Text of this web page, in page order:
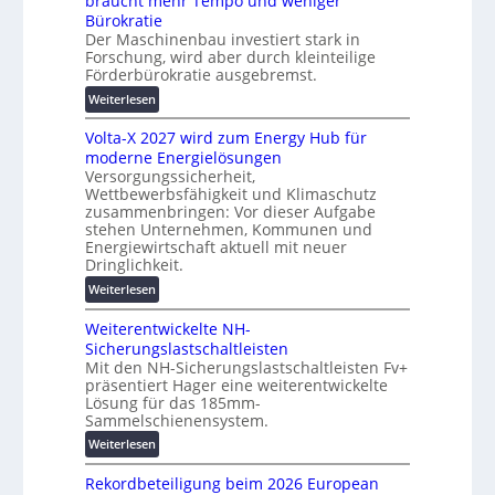
r
u
n
g
s
l
ö
s
u
n
g
e
n
e
s
c
h
u
t
z
u
n
d
d
i
g
i
t
e
T
r
a
n
s
p
Bürokratie
Der Maschinenbau investiert stark in
Forschung, wird aber durch kleinteilige
Förderbürokratie ausgebremst.
Weiterlesen:
M
a
s
c
h
i
n
e
n
b
a
u
:
F
o
r
s
c
h
Volta-X 2027 wird zum Energy Hub für
moderne Energielösungen
Versorgungssicherheit,
Wettbewerbsfähigkeit und Klimaschutz
zusammenbringen: Vor dieser Aufgabe
stehen Unternehmen, Kommunen und
Energiewirtschaft aktuell mit neuer
Dringlichkeit.
Weiterlesen:
V
o
l
t
a
-
X
2
0
2
Weiterentwickelte NH-
Sicherungslastschaltleisten
Mit den NH-Sicherungslastschaltleisten Fv+
präsentiert Hager eine weiterentwickelte
Lösung für das 185mm-
Sammelschienensystem.
Weiterlesen:
W
e
Rekordbeteiligung beim 2026 European